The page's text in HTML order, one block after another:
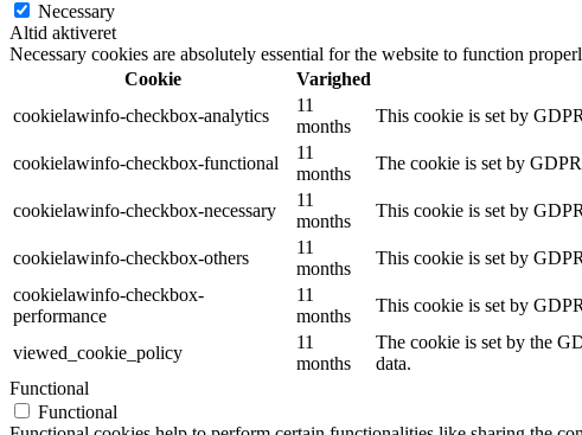
Necessary
Altid aktiveret
Necessary cookies are absolutely essential for the website to function
Cookie
Varighed
cookielawinfo-checkbox-analytics
11
months
This cookie is set by
cookielawinfo-checkbox-functional
11
months
The cookie is set by
cookielawinfo-checkbox-necessary
11
months
This cookie is set by
cookielawinfo-checkbox-others
11
months
This cookie is set by
cookielawinfo-checkbox-
performance
11
months
This cookie is set by
viewed_cookie_policy
11
months
The cookie is set by the
data.
Functional
Functional